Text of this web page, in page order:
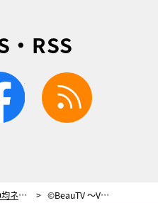
・RSS
facebook
“ほぼ100均ネイル”のしずくが実践！水に浸して使う100円シールのアレンジ法 ©BeauTV ～VOCE